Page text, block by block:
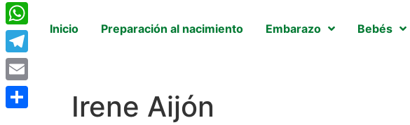
Inicio Preparación al nacimiento Embarazo Bebés
Irene Aijón
Twitter
WhatsApp
Telegram
Email